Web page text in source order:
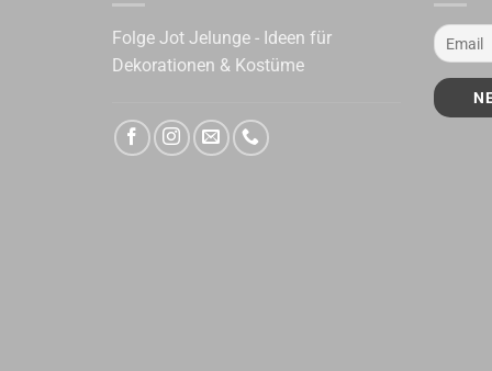
Folge Jot Jelunge - Ideen für
Dekorationen & Kostüme